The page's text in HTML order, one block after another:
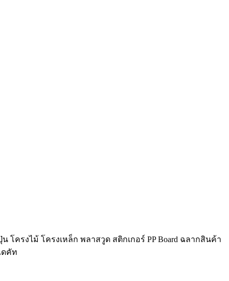
ครงไม้ โครงเหล็ก พลาสวูด สติกเกอร์ PP Board ฉลากสินค้า
ดคัท